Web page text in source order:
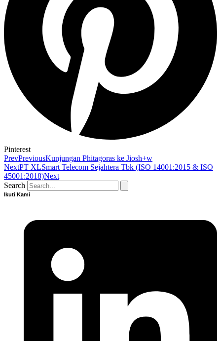
Pinterest
PrevPreviousKunjungan Phitagoras ke Jiosh+w
NextPT XLSmart Telecom Sejahtera Tbk (ISO 14001:2015 & ISO
45001:2018)Next
Search
Ikuti Kami